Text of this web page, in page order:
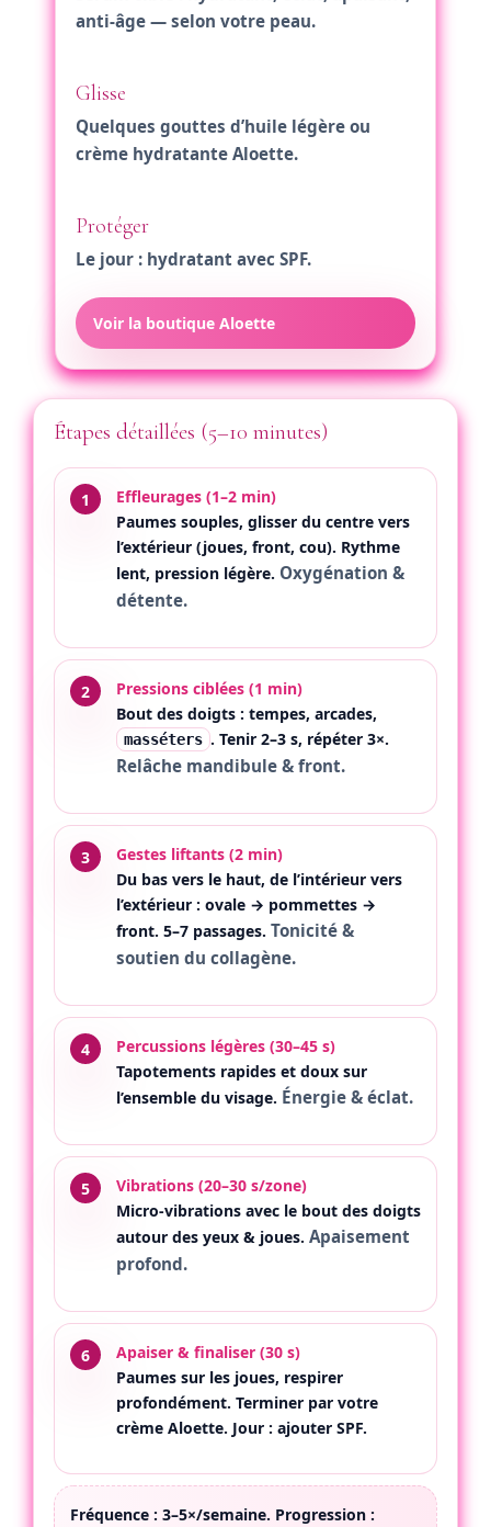
anti-âge — selon votre peau.
Glisse
Quelques gouttes d’huile légère ou
crème hydratante Aloette.
Protéger
Le jour : hydratant avec SPF.
Voir la boutique Aloette
Étapes détaillées (5–10 minutes)
Effleurages (1–2 min)
Paumes souples, glisser du centre vers
l’extérieur (joues, front, cou). Rythme
lent, pression légère. Oxygénation &
détente.
Pressions ciblées (1 min)
Bout des doigts : tempes, arcades,
masséters . Tenir 2–3 s, répéter 3×.
Relâche mandibule & front.
Gestes liftants (2 min)
Du bas vers le haut, de l’intérieur vers
l’extérieur : ovale → pommettes →
front. 5–7 passages. Tonicité &
soutien du collagène.
Percussions légères (30–45 s)
Tapotements rapides et doux sur
l’ensemble du visage. Énergie & éclat.
Vibrations (20–30 s/zone)
Micro-vibrations avec le bout des doigts
autour des yeux & joues. Apaisement
profond.
Apaiser & finaliser (30 s)
Paumes sur les joues, respirer
profondément. Terminer par votre
crème Aloette. Jour : ajouter SPF.
Fréquence : 3–5×/semaine. Progression :